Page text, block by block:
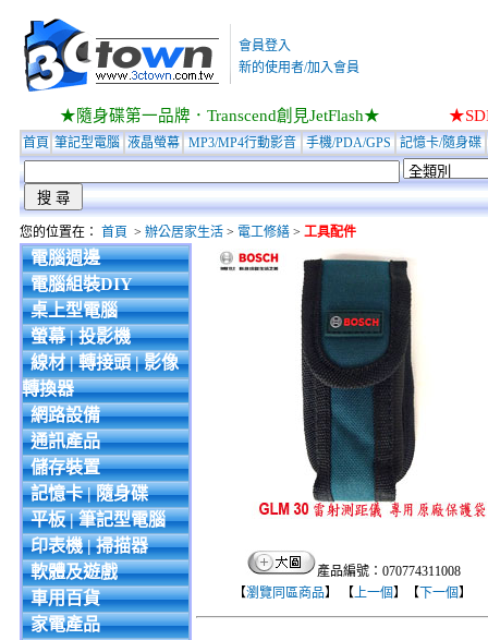
會員登入
新的使用者/加入會員
★隨身碟第一品牌．Transcend創見JetFlash★
首頁 筆記型電腦 液晶螢幕 MP3/MP4行動影音 手機/PDA/GPS 記憶卡/隨身碟
您的位置在： 首頁 > 辦公居家生活> 電工修繕> 工具配件
電腦週邊
電腦組裝DIY
桌上型電腦
螢幕 | 投影機
線材 | 轉接頭 | 影像
轉換器
網路設備
通訊產品
儲存裝置
記憶卡 | 隨身碟
平板 | 筆記型電腦
印表機 | 掃描器
軟體及遊戲
車用百貨
家電產品
產品編號：070774311008
【瀏覽同區商品】 【上一個】【 下一個】